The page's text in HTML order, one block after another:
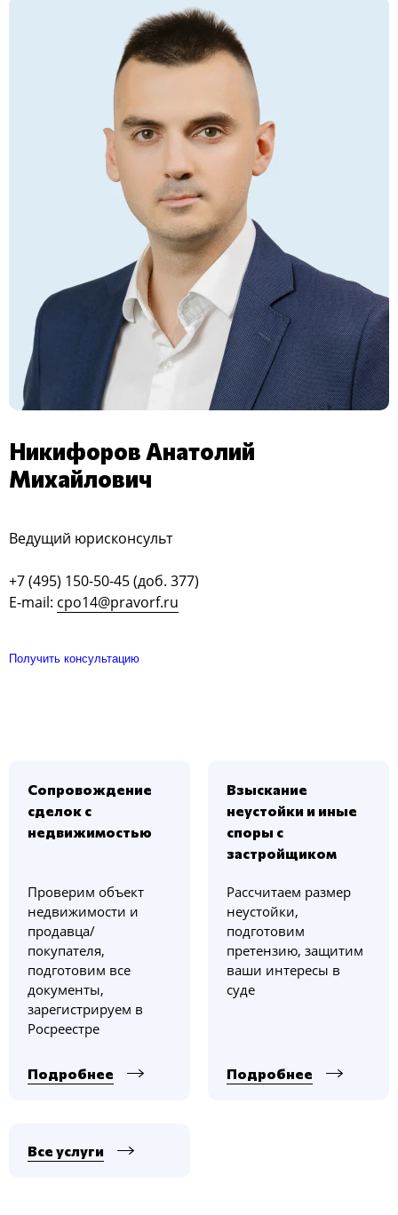
Никифоров Анатолий
Михайлович
Ведущий юрисконсульт
+7 (495) 150-50-45 (доб. 377)
E-mail: cpo14@pravorf.ru
Получить консультацию
Сопровождение
сделок с
недвижимостью
Проверим объект
недвижимости и
продавца/
покупателя,
подготовим все
документы,
зарегистрируем в
Росреестре
Подробнее
Взыскание
неустойки и иные
споры с
застройщиком
Рассчитаем размер
неустойки,
подготовим
претензию, защитим
ваши интересы в
суде
Подробнее
Все услуги